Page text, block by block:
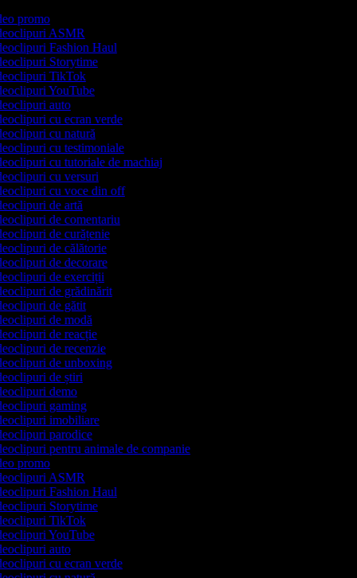
promo
ASMR
Fashion Haul
Storytime
TikTok
YouTube
auto
cu ecran verde
cu natură
cu testimoniale
cu tutoriale de machiaj
cu versuri
cu voce din off
de artă
de comentariu
de curățenie
de călătorie
de decorare
de exerciții
de grădinărit
de gătit
de modă
de reacție
de recenzie
de unboxing
de știri
demo
gaming
imobiliare
parodice
pentru animale de companie
promo
ASMR
Fashion Haul
Storytime
TikTok
YouTube
auto
cu ecran verde